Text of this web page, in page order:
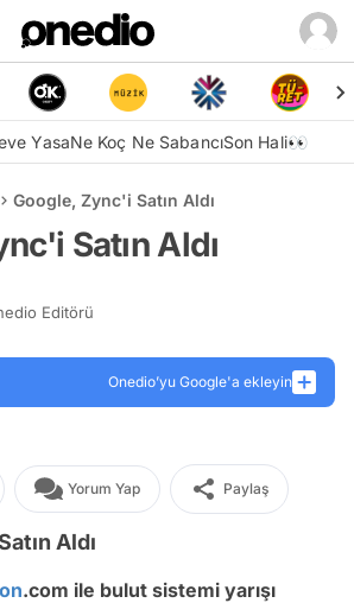
YasaNe Koç Ne SabancıSon Hali👀
Google, Zync'i Satın Aldı
Satın Aldı
Editörü
Onedio’yu Google'a ekleyin
Yorum Yap Paylaş
Aldı
.com ile bulut sistemi yarışı